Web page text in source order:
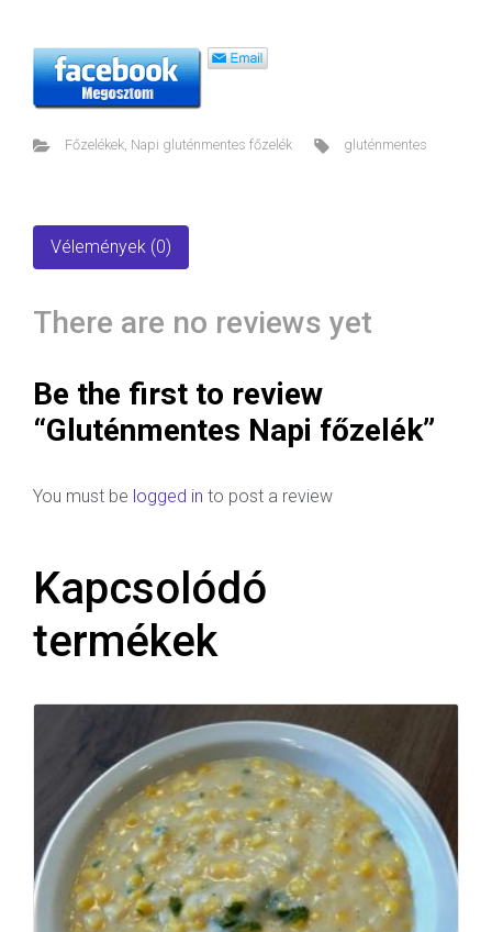
Főzelékek, Napi gluténmentes főzelék gluténmentes
Vélemények (0)
There are no reviews yet
Be the first to review
“Gluténmentes Napi főzelék”
You must be logged in to post a review
Kapcsolódó
termékek